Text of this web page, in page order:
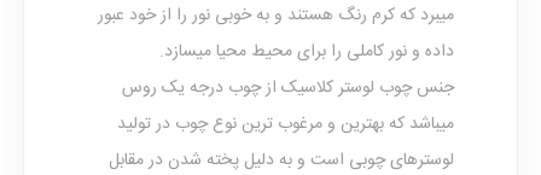
میبرد که کرم رنگ هستند و به خوبی نور را از خود عبور
داده و نور کاملی را برای محیط محیا میسازد.
جنس چوب لوستر کلاسیک از چوب درجه یک روس
میباشد که بهترین و مرغوب ترین نوع چوب در تولید
لوسترهای چوبی است و به دلیل پخته شدن در مقابل